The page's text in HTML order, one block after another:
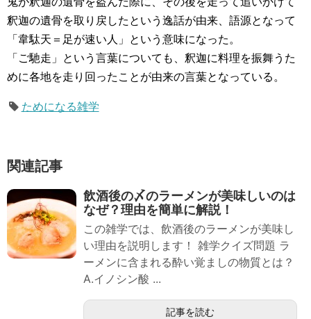
釈迦の遺骨を取り戻したという逸話が由来、語源となって
「韋駄天＝足が速い人」という意味になった。
「ご馳走」という言葉についても、釈迦に料理を振舞うた
めに各地を走り回ったことが由来の言葉となっている。
ためになる雑学
関連記事
飲酒後の〆のラーメンが美味しいのは
なぜ？理由を簡単に解説！
この雑学では、飲酒後のラーメンが美味し
い理由を説明します！ 雑学クイズ問題 ラ
ーメンに含まれる酔い覚ましの物質とは？
A.イノシン酸 ...
記事を読む